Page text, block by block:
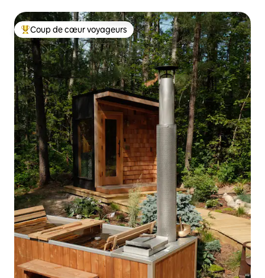
Coups de cœur voyageurs les plus appréciés
Coup de cœur voyageurs